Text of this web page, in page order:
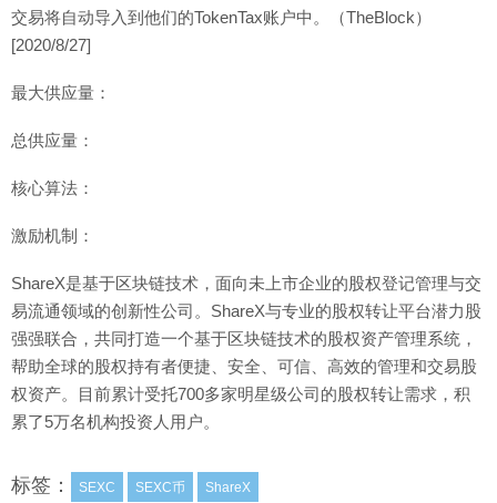
交易将自动导入到他们的TokenTax账户中。（TheBlock）
[2020/8/27]
最大供应量：
总供应量：
核心算法：
激励机制：
ShareX是基于区块链技术，面向未上市企业的股权登记管理与交
易流通领域的创新性公司。ShareX与专业的股权转让平台潜力股
强强联合，共同打造一个基于区块链技术的股权资产管理系统，
帮助全球的股权持有者便捷、安全、可信、高效的管理和交易股
权资产。目前累计受托700多家明星级公司的股权转让需求，积
累了5万名机构投资人用户。
标签： SEXC SEXC币 ShareX